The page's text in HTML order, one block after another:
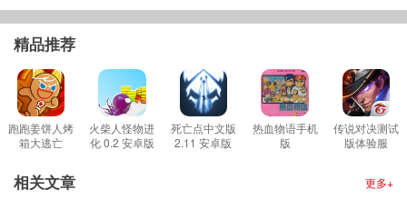
暗影战士2游戏介绍
1.暗影战士2中文版推荐给小伙伴们，这款横版斗士闯关手游现在很
流行，暗影武者的造型很酷。
2.略带暗黑元素的玩法让你体验到最经典的模式，在游戏中虚拟按键
的操作方式可以让您更得心应手地控制。
3.非常经典的剪影风格，战斗方式十分多样，除传统的武器格斗外，
还有更多稀奇古怪的武器可供使用，每天都有各种各样的任务领
精品推荐
跑跑姜饼人烤
箱大逃亡
火柴人怪物进
化 0.2 安卓版
死亡点中文版
2.11 安卓版
热血物语手机
版
传说对决测试
版体验服
相关文章 更多+